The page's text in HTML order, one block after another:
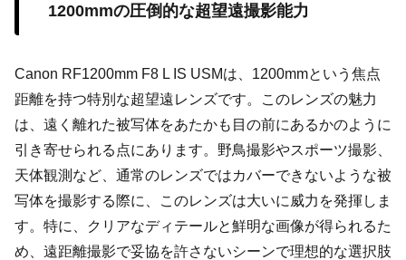
1200mmの圧倒的な超望遠撮影能力
Canon RF1200mm F8 L IS USMは、1200mmという焦点
距離を持つ特別な超望遠レンズです。このレンズの魅力
は、遠く離れた被写体をあたかも目の前にあるかのように
引き寄せられる点にあります。野鳥撮影やスポーツ撮影、
天体観測など、通常のレンズではカバーできないような被
写体を撮影する際に、このレンズは大いに威力を発揮しま
す。特に、クリアなディテールと鮮明な画像が得られるた
め、遠距離撮影で妥協を許さないシーンで理想的な選択肢